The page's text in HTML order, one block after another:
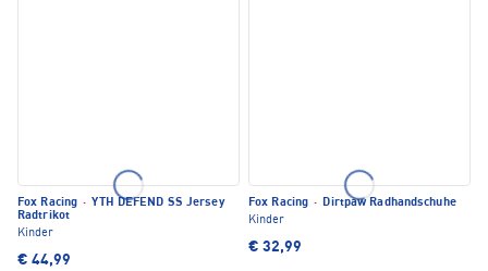
Fox Racing · YTH DEFEND SS Jersey
Radtrikot
Kinder
€ 44,99
Fox Racing · Dirtpaw Radhandschuhe
Kinder
€ 32,99